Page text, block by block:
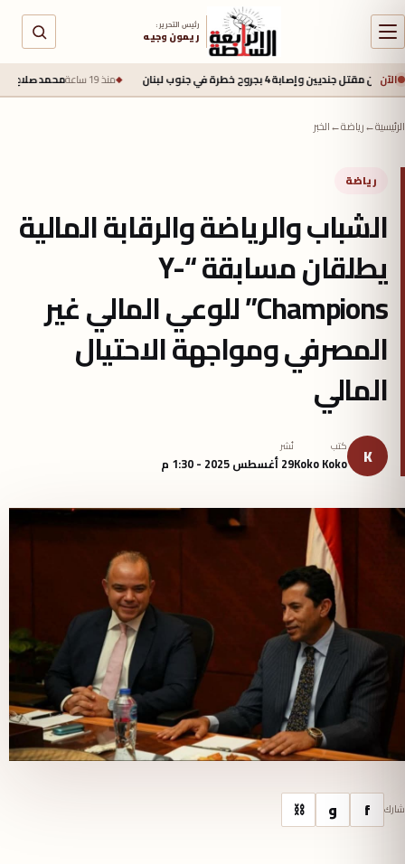
رئيس التحرير :
ريمون وجيه
الآن
بجروح خطرة في جنوب لبنان منذ 19 ساعة محمد صلاح يقترب من طرابزون
الرئيسية←رياضة←الخبر
رياضة
الشباب والرياضة والرقابة المالية
يطلقان مسابقة “Y-
Champions” للوعي المالي غير
المصرفي ومواجهة الاحتيال
المالي
K كتب
Koko Koko
نُشر
29 أغسطس 2025 - 1:30 م
شارك f و ⛓